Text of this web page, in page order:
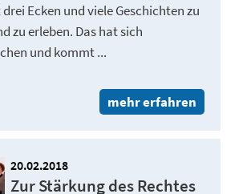
Ecken und viele Geschichten zu
zu erleben. Das hat sich
und kommt ...
mehr erfahren
20.02.2018
Zur Stärkung des Rechtes